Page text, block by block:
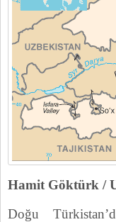
Hamit Göktürk /
Doğu